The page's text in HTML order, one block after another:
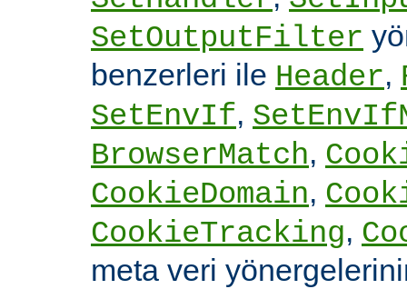
SetOutputFilter
benzerleri ile Header,
SetEnvIf,
BrowserMatch,
CookieDomain,
CookieTracking,
meta veri